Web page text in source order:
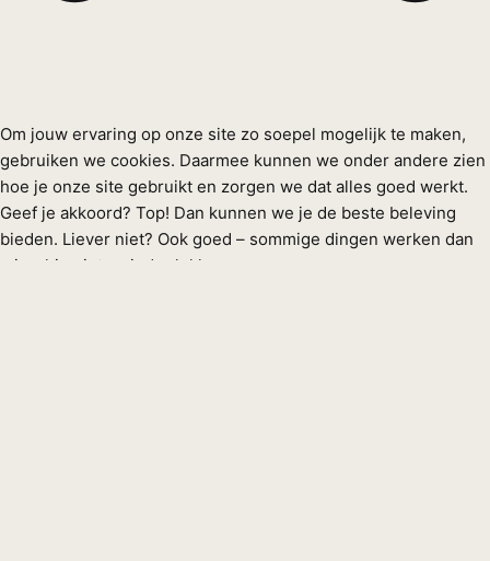
Om jouw ervaring op onze site zo soepel mogelijk te maken,
gebruiken we cookies. Daarmee kunnen we onder andere zien
hoe je onze site gebruikt en zorgen we dat alles goed werkt.
Geef je akkoord? Top! Dan kunnen we je de beste beleving
bieden. Liever niet? Ook goed – sommige dingen werken dan
misschien iets minder lekker.